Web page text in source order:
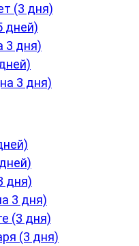
(3 дня)
дней)
3 дня)
3 дня)
дня)
3 дня)
(3 дня)
(3 дня)